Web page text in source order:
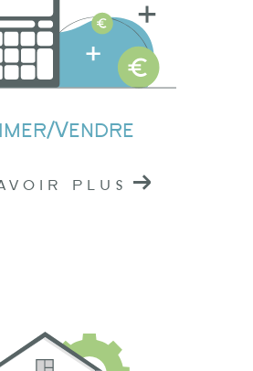
connaissent parfaitement le
nous permet de vous
envisagiez de vendre ou
Lamure-sur-
Vendre
PLUS